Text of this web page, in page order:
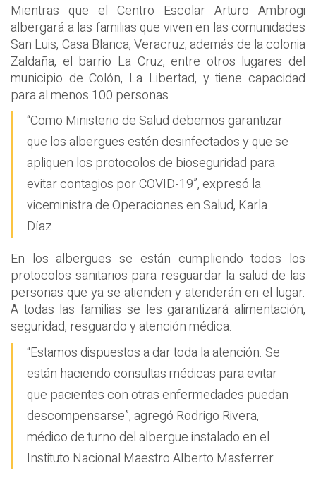
Mientras que el Centro Escolar Arturo Ambrogi
albergará a las familias que viven en las comunidades
San Luis, Casa Blanca, Veracruz; además de la colonia
Zaldaña, el barrio La Cruz, entre otros lugares del
municipio de Colón, La Libertad, y tiene capacidad
para al menos 100 personas.
“Como Ministerio de Salud debemos garantizar
que los albergues estén desinfectados y que se
apliquen los protocolos de bioseguridad para
evitar contagios por COVID-19”, expresó la
viceministra de Operaciones en Salud, Karla
Díaz.
En los albergues se están cumpliendo todos los
protocolos sanitarios para resguardar la salud de las
personas que ya se atienden y atenderán en el lugar.
A todas las familias se les garantizará alimentación,
seguridad, resguardo y atención médica.
“Estamos dispuestos a dar toda la atención. Se
están haciendo consultas médicas para evitar
que pacientes con otras enfermedades puedan
descompensarse”, agregó Rodrigo Rivera,
médico de turno del albergue instalado en el
Instituto Nacional Maestro Alberto Masferrer.